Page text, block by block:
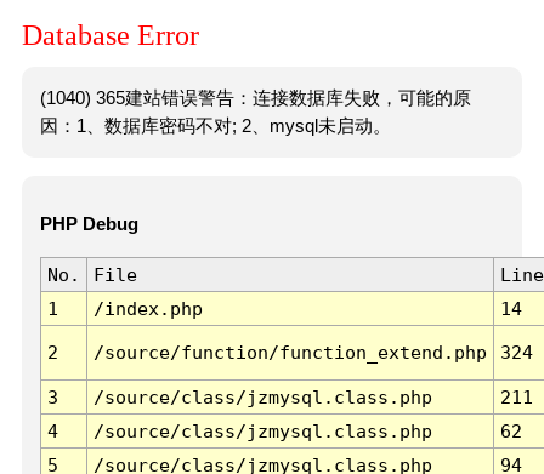
Database Error
(1040) 365建站错误警告：连接数据库失败，可能的原
因：1、数据库密码不对; 2、mysql未启动。
PHP Debug
No. File
Line
1
/index.php 14
2 /source/function/function_extend.php 324
3 /source/class/jzmysql.class.php
211
4
/source/class/jzmysql.class.php
62
5
/source/class/jzmysql.class.php
94